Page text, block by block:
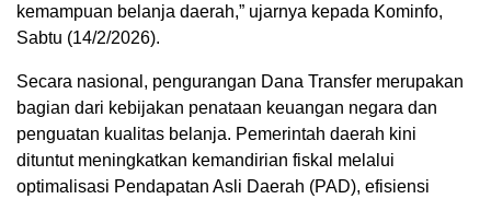
kemampuan belanja daerah,” ujarnya kepada Kominfo,
Sabtu (14/2/2026).
Secara nasional, pengurangan Dana Transfer merupakan
bagian dari kebijakan penataan keuangan negara dan
penguatan kualitas belanja. Pemerintah daerah kini
dituntut meningkatkan kemandirian fiskal melalui
optimalisasi Pendapatan Asli Daerah (PAD), efisiensi